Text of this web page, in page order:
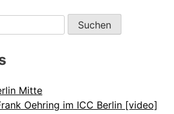
Mitte
Oehring im ICC Berlin [video]